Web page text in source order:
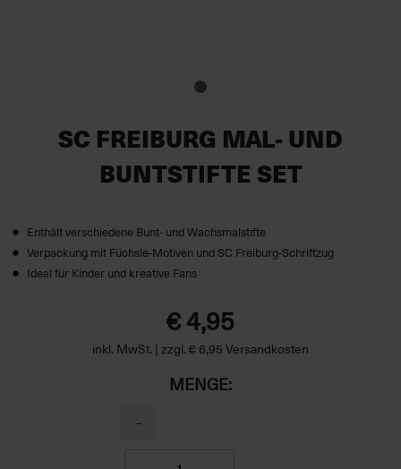
SC FREIBURG MAL- UND
BUNTSTIFTE SET
Enthält verschiedene Bunt- und Wachsmalstifte
Verpackung mit Füchsle-Motiven und SC Freiburg-Schriftzug
Ideal für Kinder und kreative Fans
€ 4,95
inkl. MwSt. | zzgl. € 6,95 Versandkosten
MENGE:
−